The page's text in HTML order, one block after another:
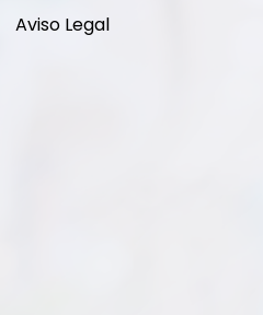
Aviso Legal